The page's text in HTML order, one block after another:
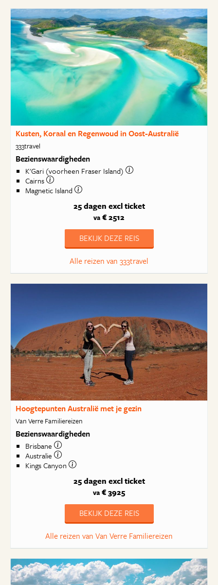
Kusten, Koraal en Regenwoud in Oost-Australië
333travel
Bezienswaardigheden
K'Gari (voorheen Fraser Island)
Cairns
Magnetic Island
25 dagen excl ticket
va € 2512
BEKIJK DEZE REIS
Alle reizen van 333travel
Hoogtepunten Australië met je gezin
Van Verre Familiereizen
Bezienswaardigheden
Brisbane
Australie
Kings Canyon
25 dagen excl ticket
va € 3925
BEKIJK DEZE REIS
Alle reizen van Van Verre Familiereizen